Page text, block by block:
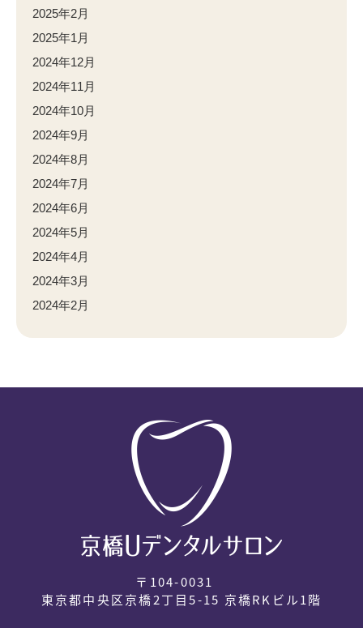
2025年2月
2025年1月
2024年12月
2024年11月
2024年10月
2024年9月
2024年8月
2024年7月
2024年6月
2024年5月
2024年4月
2024年3月
2024年2月
〒104-0031
東京都中央区京橋2丁目5-15 京橋RKビル1階